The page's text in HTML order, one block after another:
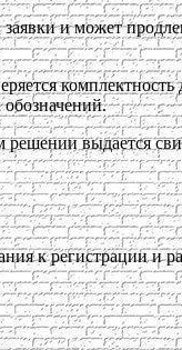
и может
выдается
к регистрации и